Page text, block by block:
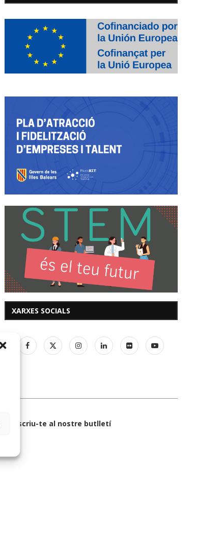
XARXES SOCIALS
Subscriu-te al nostre butlletí